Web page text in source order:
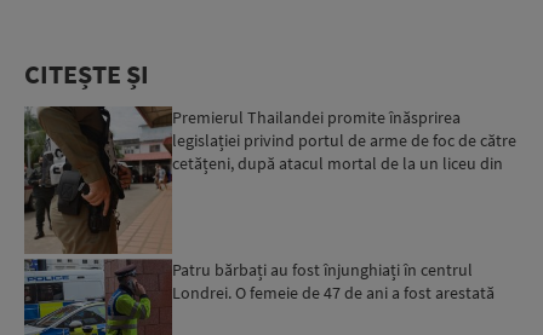
CITEȘTE ȘI
Premierul Thailandei promite înăsprirea
legislației privind portul de arme de foc de către
cetățeni, după atacul mortal de la un liceu din
Patru bărbați au fost înjunghiați în centrul
Londrei. O femeie de 47 de ani a fost arestată